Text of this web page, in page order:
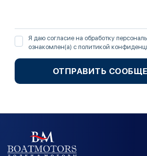
Я даю согласие на обработку
ознакомлен(а) с политикой
ОТПРАВИТЬ